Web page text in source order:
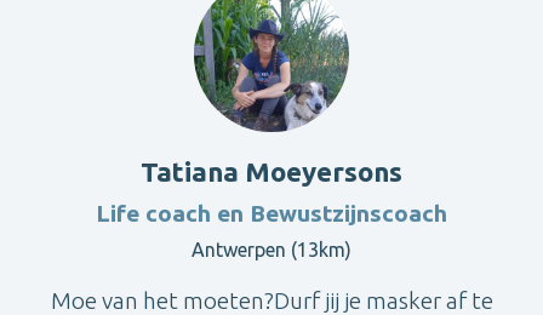
Tatiana Moeyersons
Life coach en Bewustzijnscoach
Antwerpen (13km)
Moe van het moeten?Durf jij je masker af te